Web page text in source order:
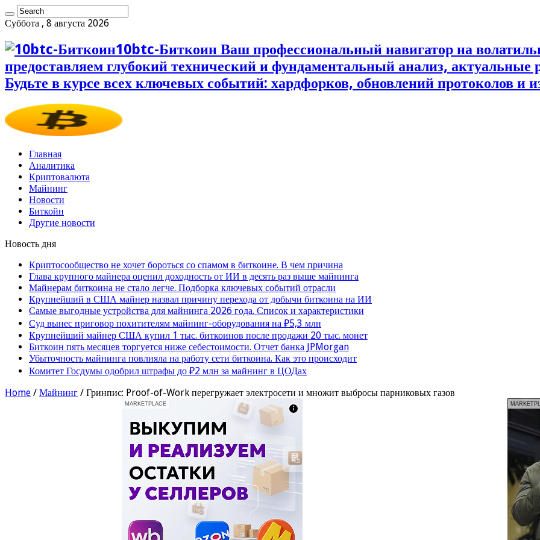
Суббота , 8 августа 2026
10btc-Биткоин Ваш профессиональный навигатор на
предоставляем глубокий технический и фундаментальный анализ,
Будьте в курсе всех ключевых событий: хардфорков, обновлений протоколов и
Главная
Аналитика
Криптовалюта
Майнинг
Новости
Биткойн
Другие новости
Новость дня
Криптосообщество не хочет бороться со спамом в биткоине. В чем причина
Глава крупного майнера оценил доходность от ИИ в десять раз выше майнинга
Майнерам биткоина не стало легче. Подборка ключевых событий отрасли
Крупнейший в США майнер назвал причину перехода от добычи биткоина на ИИ
Самые выгодные устройства для майнинга 2026 года. Список и характеристики
Суд вынес приговор похитителям майнинг-оборудования на ₽5,3 млн
Крупнейший майнер США купил 1 тыс. биткоинов после продажи 20 тыс. монет
Биткоин пять месяцев торгуется ниже себестоимости. Отчет банка JPMorgan
Убыточность майнинга повлияла на работу сети биткоина. Как это происходит
Комитет Госдумы одобрил штрафы до ₽2 млн за майнинг в ЦОДах
Home / Майнинг / Гринпис: Proof-of-Work перегружает электросети и множит выбросы парниковых газов
MARKETPLACE